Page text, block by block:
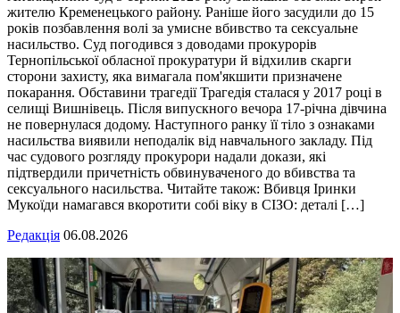
жителю Кременецького району. Раніше його засудили до 15
років позбавлення волі за умисне вбивство та сексуальне
насильство. Суд погодився з доводами прокурорів
Тернопільської обласної прокуратури й відхилив скарги
сторони захисту, яка вимагала пом'якшити призначене
покарання. Обставини трагедії Трагедія сталася у 2017 році в
селищі Вишнівець. Після випускного вечора 17-річна дівчина
не повернулася додому. Наступного ранку її тіло з ознаками
насильства виявили неподалік від навчального закладу. Під
час судового розгляду прокурори надали докази, які
підтвердили причетність обвинуваченого до вбивства та
сексуального насильства. Читайте також: Вбивця Іринки
Мукоїди намагався вкоротити собі віку в СІЗО: деталі […]
Редакція 06.08.2026